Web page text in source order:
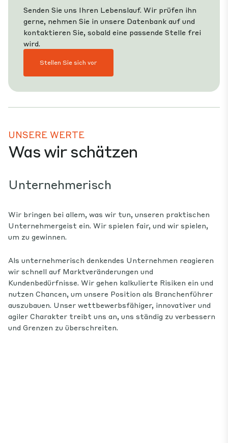
Senden Sie uns Ihren Lebenslauf. Wir prüfen ihn
gerne, nehmen Sie in unsere Datenbank auf und
kontaktieren Sie, sobald eine passende Stelle frei
wird.
Stellen Sie sich vor
UNSERE WERTE
Was wir schätzen
Unternehmerisch
Wir bringen bei allem, was wir tun, unseren praktischen
Unternehmergeist ein. Wir spielen fair, und wir spielen,
um zu gewinnen.
Als unternehmerisch denkendes Unternehmen reagieren
wir schnell auf Marktveränderungen und
Kundenbedürfnisse. Wir gehen kalkulierte Risiken ein und
nutzen Chancen, um unsere Position als Branchenführer
auszubauen. Unser wettbewerbsfähiger, innovativer und
agiler Charakter treibt uns an, uns ständig zu verbessern
und Grenzen zu überschreiten.